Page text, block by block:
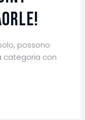
possono
categoria con